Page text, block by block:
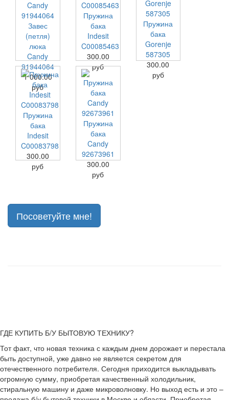
Завес
(петля)
люка
Candy
91944064
1 000.00
руб
Пружина
бака
Indesit
C00085463
300.00
руб
Пружина
бака
Gorenje
587305
300.00
руб
Пружина
бака
Indesit
C00083798
300.00
руб
Пружина
бака
Candy
92673961
300.00
руб
Посоветуйте мне!
ГДЕ КУПИТЬ Б/У БЫТОВУЮ ТЕХНИКУ?
Тот факт, что новая техника с каждым днем дорожает и перестала
быть доступной, уже давно не является секретом для
отечественного потребителя. Сегодня приходится выкладывать
огромную сумму, приобретая качественный холодильник,
стиральную машину и даже микроволновку. Но выход есть и это –